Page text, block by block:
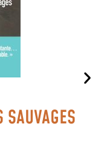
SAUVAGES